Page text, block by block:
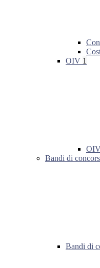
OIV 1
Bandi di
Bandi di